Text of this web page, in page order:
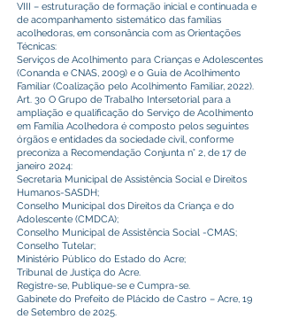
VIII – estruturação de formação inicial e continuada e
de acompanhamento sistemático das famílias
acolhedoras, em consonância com as Orientações
Técnicas:
Serviços de Acolhimento para Crianças e Adolescentes
(Conanda e CNAS, 2009) e o Guia de Acolhimento
Familiar (Coalização pelo Acolhimento Familiar, 2022).
Art. 3o O Grupo de Trabalho Intersetorial para a
ampliação e qualificação do Serviço de Acolhimento
em Família Acolhedora é composto pelos seguintes
órgãos e entidades da sociedade civil, conforme
preconiza a Recomendação Conjunta n° 2, de 17 de
janeiro 2024:
Secretaria Municipal de Assistência Social e Direitos
Humanos-SASDH;
Conselho Municipal dos Direitos da Criança e do
Adolescente (CMDCA);
Conselho Municipal de Assistência Social -CMAS;
Conselho Tutelar;
Ministério Público do Estado do Acre;
Tribunal de Justiça do Acre.
Registre-se, Publique-se e Cumpra-se.
Gabinete do Prefeito de Plácido de Castro – Acre, 19
de Setembro de 2025.